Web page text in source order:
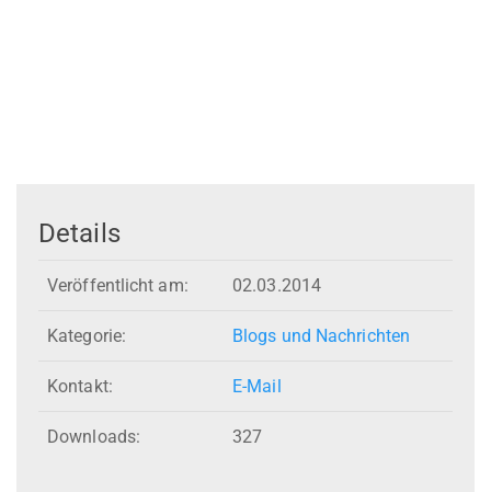
Details
Veröffentlicht am: 02.03.2014
Kategorie: Blogs und Nachrichten
Kontakt: E-Mail
Downloads: 327